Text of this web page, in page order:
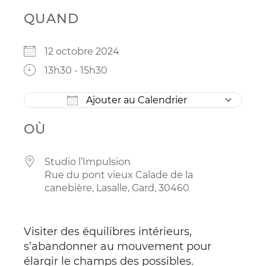
QUAND
12 octobre 2024
13h30 - 15h30
Ajouter au Calendrier
Télécharger ICS
OÙ
Studio l’Impulsion
Rue du pont vieux Calade de la
canebière, Lasalle, Gard, 30460
Visiter des équilibres intérieurs,
s’abandonner au mouvement pour
élargir le champs des possibles.